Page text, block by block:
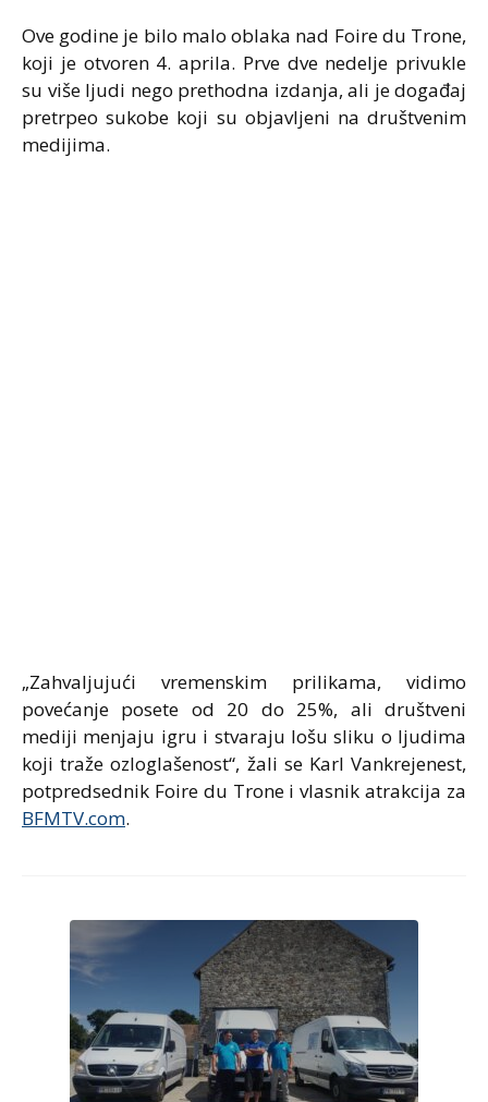
Ove godine je bilo malo oblaka nad Foire du Trone,
koji je otvoren 4. aprila. Prve dve nedelje privukle
su više ljudi nego prethodna izdanja, ali je događaj
pretrpeo sukobe koji su objavljeni na društvenim
medijima.
„Zahvaljujući vremenskim prilikama, vidimo
povećanje posete od 20 do 25%, ali društveni
mediji menjaju igru i stvaraju lošu sliku o ljudima
koji traže ozloglašenost“, žali se Karl Vankrejenest,
potpredsednik Foire du Trone i vlasnik atrakcija za
BFMTV.com.